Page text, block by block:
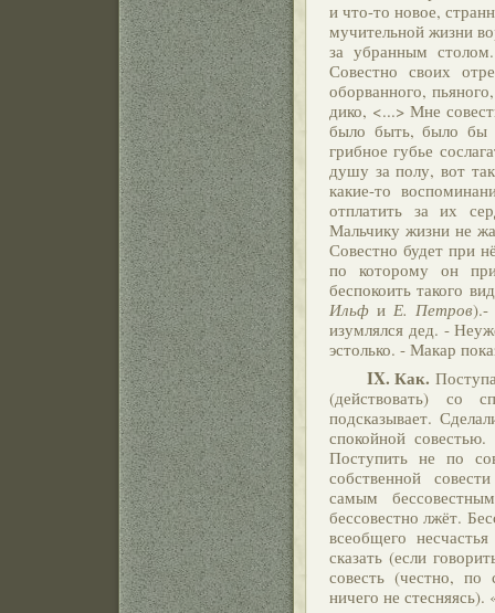
и что-то новое,
мучительной жизни
за убранным
Совестно своих
оборванного,
дико, <...> Мне
было быть, было бы
грибное губье
душу за полу, вот
какие-то
отплатить за их
Мальчику жизни не
Совестно будет при
по которому он
беспокоить такого
Ильф и Е. Петров).-
изумлялся дед. -
эстолько. - Макар
IX. Как.
(действовать) со
подсказывает.
спокойной
Поступить не по
собственной
самым
бессовестно лжёт.
всеобщего
сказать (если
совесть (честно, по
ничего не стесняясь).